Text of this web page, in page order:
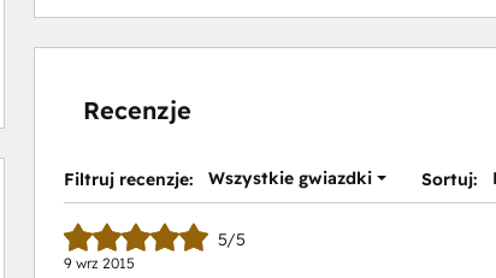
Recenzje
Filtruj recenzje: Wszystkie gwiazdki Sortuj:
5/5
9 wrz 2015